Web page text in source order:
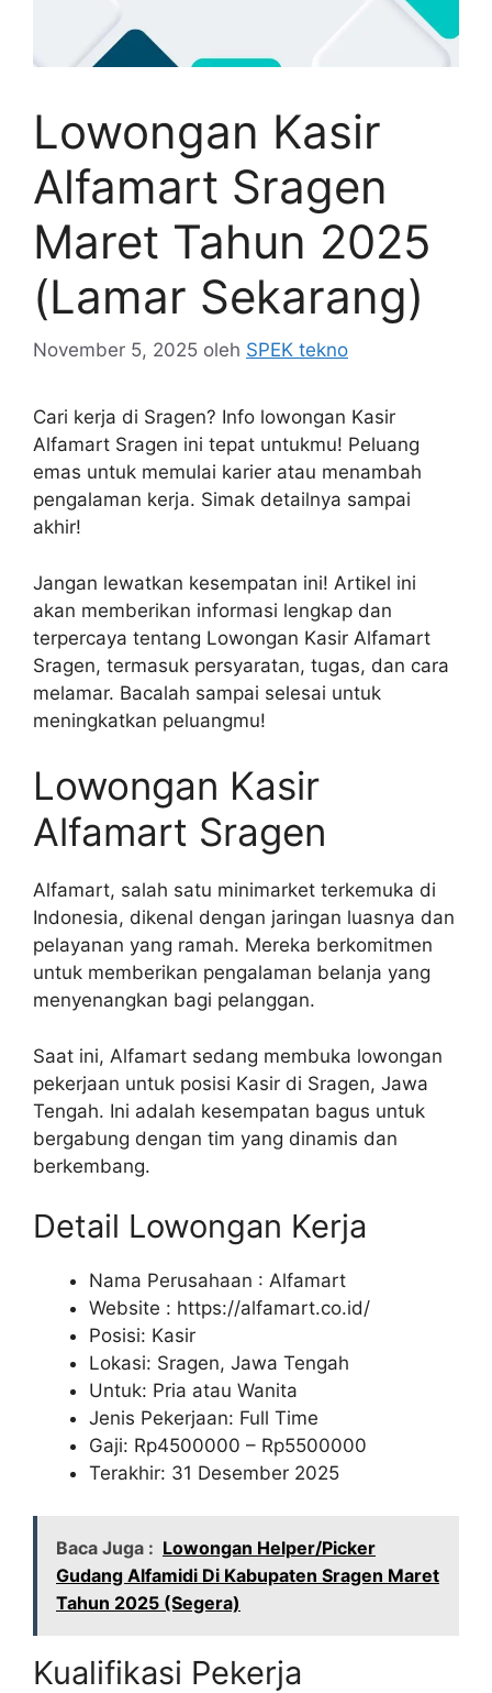
Lowongan Kasir
Alfamart Sragen
Maret Tahun 2025
(Lamar Sekarang)
November 5, 2025 oleh SPEK tekno
Cari kerja di Sragen? Info lowongan Kasir
Alfamart Sragen ini tepat untukmu! Peluang
emas untuk memulai karier atau menambah
pengalaman kerja. Simak detailnya sampai
akhir!
Jangan lewatkan kesempatan ini! Artikel ini
akan memberikan informasi lengkap dan
terpercaya tentang Lowongan Kasir Alfamart
Sragen, termasuk persyaratan, tugas, dan cara
melamar. Bacalah sampai selesai untuk
meningkatkan peluangmu!
Lowongan Kasir
Alfamart Sragen
Alfamart, salah satu minimarket terkemuka di
Indonesia, dikenal dengan jaringan luasnya dan
pelayanan yang ramah. Mereka berkomitmen
untuk memberikan pengalaman belanja yang
menyenangkan bagi pelanggan.
Saat ini, Alfamart sedang membuka lowongan
pekerjaan untuk posisi Kasir di Sragen, Jawa
Tengah. Ini adalah kesempatan bagus untuk
bergabung dengan tim yang dinamis dan
berkembang.
Detail Lowongan Kerja
Nama Perusahaan : Alfamart
Website : https://alfamart.co.id/
Posisi: Kasir
Lokasi: Sragen, Jawa Tengah
Untuk: Pria atau Wanita
Jenis Pekerjaan: Full Time
Gaji: Rp4500000 – Rp5500000
Terakhir: 31 Desember 2025
Baca Juga : Lowongan Helper/Picker
Gudang Alfamidi Di Kabupaten Sragen Maret
Tahun 2025 (Segera)
Kualifikasi Pekerja